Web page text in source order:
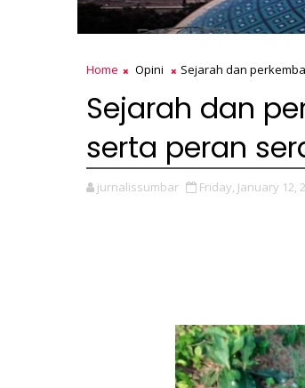
Home Opini Sejarah dan
Sejarah dan
serta peran
jurnalissumbar Friday, January 12,